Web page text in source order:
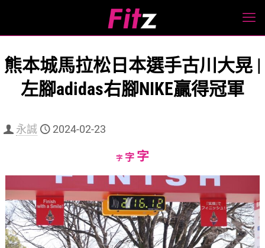
熊本城馬拉松日本選手古川大晃 |
左腳adidas右腳NIKE贏得冠軍
永誠 2024-02-23
字Decrease
size.
字Reset
size.
字Increase
size.